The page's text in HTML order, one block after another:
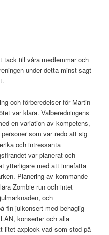
tack till våra medlemmar och
under detta minst sagt
och förberedelser för Martin
var klara. Valberedningens
en variation av kompetens,
som var redo att sig
och intressanta
var planerat och
ytterligare med att innefatta
Planering av kommande
Zombie run och intet
och
fin julkonsert med behaglig
konserter och alla
litet axplock vad som stod på